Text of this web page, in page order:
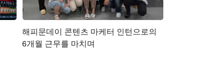
해피문데이 콘텐츠 마케터 인턴으로의
6개월 근무를 마치며